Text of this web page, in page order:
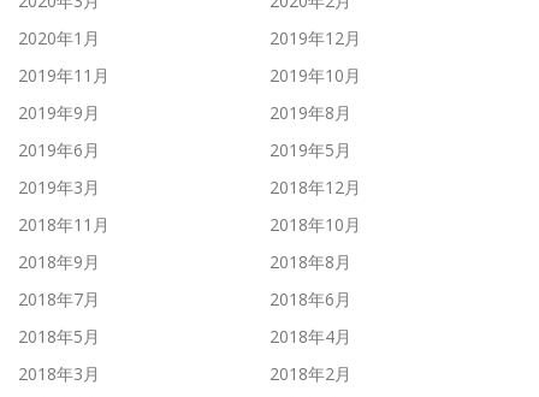
2020年1月
2019年12月
2019年11月
2019年10月
2019年9月
2019年8月
2019年6月
2019年5月
2019年3月
2018年12月
2018年11月
2018年10月
2018年9月
2018年8月
2018年7月
2018年6月
2018年5月
2018年4月
2018年3月
2018年2月